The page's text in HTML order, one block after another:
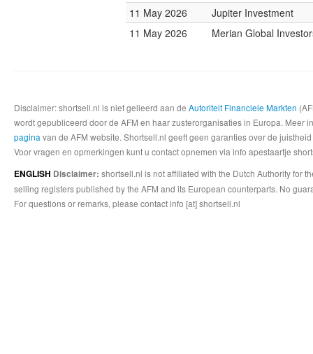
11 May 2026
Jupiter Investment
11 May 2026
Merian Global
Disclaimer: shortsell.nl is niet gelieerd aan de Autoriteit Financiele Markten
wordt gepubliceerd door de AFM en haar zusterorganisaties in Europa.
pagina van de AFM website. Shortsell.nl geeft geen garanties over de
Voor vragen en opmerkingen kunt u contact opnemen via info apestaartje
ENGLISH Disclaimer: shortsell.nl is not affiliated with the Dutch Authority for
selling registers published by the AFM and its European counterparts. No
For questions or remarks, please contact info [at] shortsell.nl